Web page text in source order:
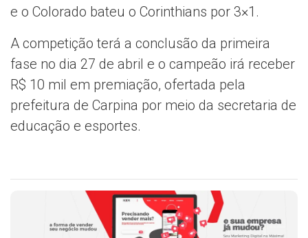
e o Colorado bateu o Corinthians por 3×1.
A competição terá a conclusão da primeira
fase no dia 27 de abril e o campeão irá receber
R$ 10 mil em premiação, ofertada pela
prefeitura de Carpina por meio da secretaria de
educação e esportes.